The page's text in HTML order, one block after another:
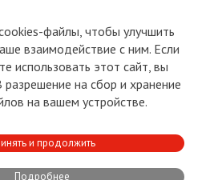
Прямая связь с
Председателем
Прямая связь c членами клуба
Реклама
Контакты
Club
файлы, чтобы улучшить
взаимодействие с ним. Если
использовать этот сайт, вы
на сбор и хранение
на вашем устройстве.
и продолжить
Подробнее